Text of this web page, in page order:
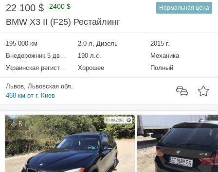
22 100 $ -2400 $ Нормальная цена
BMW X3 II (F25) Рестайлинг
195 000 км 2.0 л, Дизель
2015 г.
Внедорожник 5 дверей
190 л.с.
Механика
Украинская регистрация
Хорошее Полный
Львов, Львовская обл.
468 км от г. Киев
5